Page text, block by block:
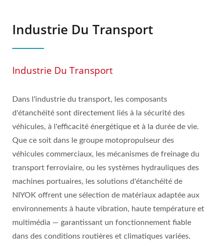
Industrie Du Transport
Industrie Du Transport
Dans l'industrie du transport, les composants
d'étanchéité sont directement liés à la sécurité des
véhicules, à l'efficacité énergétique et à la durée de vie.
Que ce soit dans le groupe motopropulseur des
véhicules commerciaux, les mécanismes de freinage du
transport ferroviaire, ou les systèmes hydrauliques des
machines portuaires, les solutions d'étanchéité de
NIYOK offrent une sélection de matériaux adaptée aux
environnements à haute vibration, haute température et
multimédia — garantissant un fonctionnement fiable
dans des conditions routières et climatiques variées.